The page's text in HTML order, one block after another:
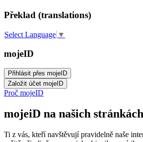
Překlad (translations)
Select Language ▼
mojeID
Proč mojeID
mojeiD na našich
Ti z vás, kteří navštěvují pravidelně naše